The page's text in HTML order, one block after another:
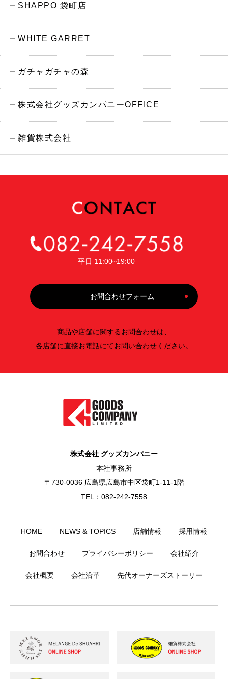
SHAPPO 袋町店
WHITE GARRET
ガチャガチャの森
株式会社グッズカンパニーOFFICE
雑貨株式会社
平日 11:00~19:00
お問合わせフォーム
商品や店舗に関するお問合わせは、
各店舗に直接お電話にてお問い合わせください。
株式会社 グッズカンパニー
本社事務所
〒730-0036 広島県広島市中区袋町1-11-1階
TEL：082-242-7558
HOME NEWS & TOPICS 店舗情報 採用情報
お問合わせ プライバシーポリシー 会社紹介
会社概要 会社沿革 先代オーナーズストーリー